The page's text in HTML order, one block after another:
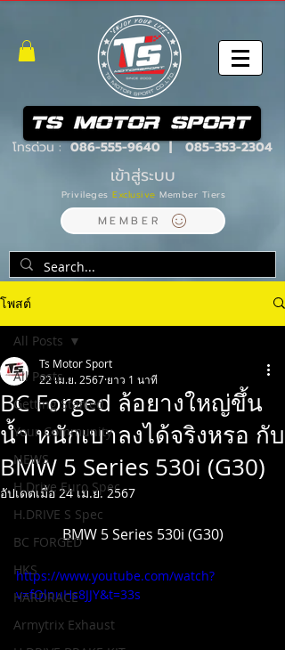
โทรด่วน : 086-555-9640|085-353-2304
เข้าสู่ระบบ
PrivilegesExclusive Member Tiers
MEMBER
โพสต์
All Posts
Getting Started
Your Community
NEWS
H.Drive Euro Spec
H.DRIVE S Spec
BC FORGED
HKS
HARDRACE
Armytrix Exhaust
All Posts
BC Forged ล้อยางใหญ่ขึ้น
น้ำ หนักเบาลงได้จริงหรอ กับ
BMW 5 Series 530i (G30)
Ts Motor Sport
22 เม.ย. 2567 ยาว 1 นาที
อัปเดตเมื่อ24 เม.ย. 2567
BMW 5 Series 530i (G30)
https://www.youtube.com/watch?
v=fOlnuHs8JJY&t=33s